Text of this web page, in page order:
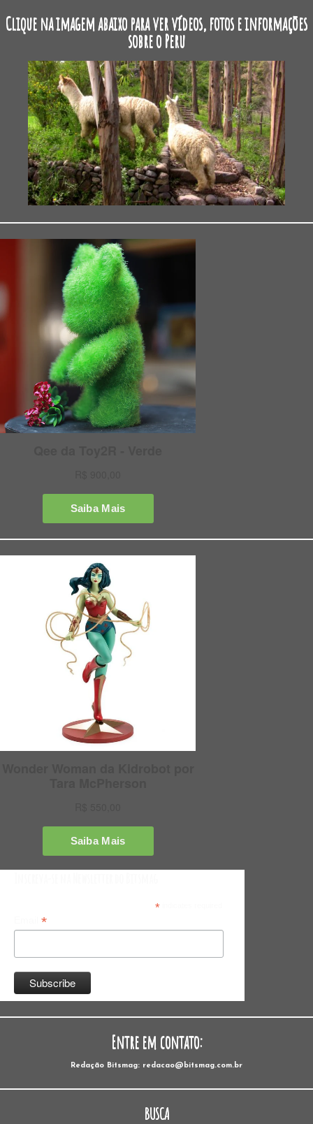
Clique na imagem abaixo para ver vídeos, fotos e informações
sobre o Peru
*indicates required
*
Entre em contato:
Redação Bitsmag: redacao@bitsmag.com.br
BUSCA